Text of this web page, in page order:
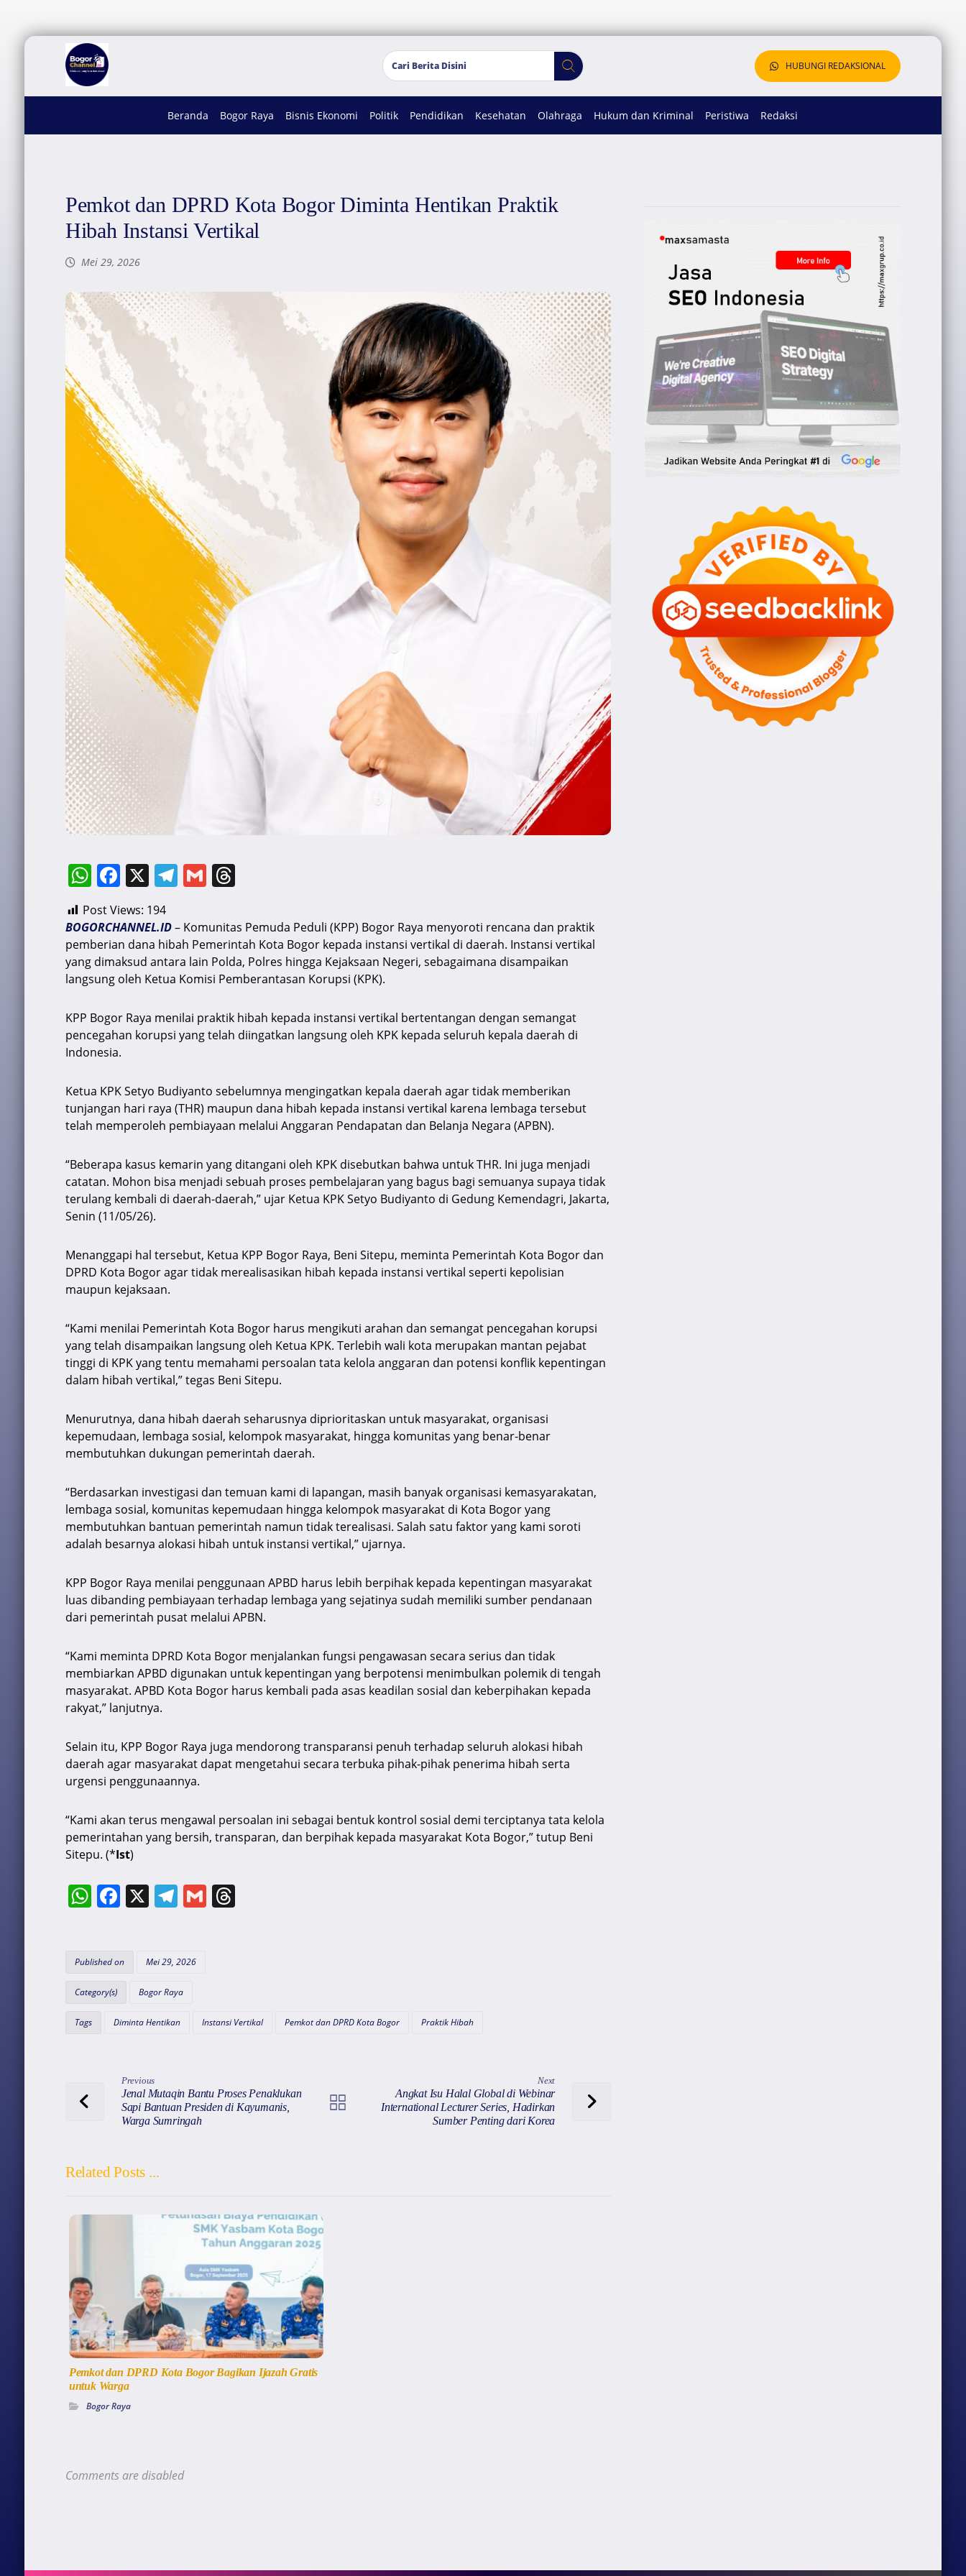
HUBUNGI REDAKSIONAL
Beranda Bogor Raya Bisnis Ekonomi Politik Pendidikan Kesehatan Olahraga Hukum dan Kriminal Peristiwa Redaksi
Pemkot dan DPRD Kota Bogor Diminta Hentikan Praktik
Hibah Instansi Vertikal
Mei 29, 2026
W
h
at
s
A
p
p
F
c
e
b
o
o
k
X T
e
gr
a
m
G
ai
l
T
e
a
d
s
Post Views: 194
BOGORCHANNEL.ID– Komunitas Pemuda Peduli (KPP) Bogor Raya menyoroti rencana dan praktik
pemberian dana hibah Pemerintah Kota Bogor kepada instansi vertikal di daerah. Instansi vertikal
yang dimaksud antara lain Polda, Polres hingga Kejaksaan Negeri, sebagaimana disampaikan
langsung oleh Ketua Komisi Pemberantasan Korupsi (KPK).
KPP Bogor Raya menilai praktik hibah kepada instansi vertikal bertentangan dengan semangat
pencegahan korupsi yang telah diingatkan langsung oleh KPK kepada seluruh kepala daerah di
Indonesia.
Ketua KPK Setyo Budiyanto sebelumnya mengingatkan kepala daerah agar tidak memberikan
tunjangan hari raya (THR) maupun dana hibah kepada instansi vertikal karena lembaga tersebut
telah memperoleh pembiayaan melalui Anggaran Pendapatan dan Belanja Negara (APBN).
“Beberapa kasus kemarin yang ditangani oleh KPK disebutkan bahwa untuk THR. Ini juga menjadi
catatan. Mohon bisa menjadi sebuah proses pembelajaran yang bagus bagi semuanya supaya tidak
terulang kembali di daerah-daerah,” ujar Ketua KPK Setyo Budiyanto di Gedung Kemendagri, Jakarta,
Senin (11/05/26).
Menanggapi hal tersebut, Ketua KPP Bogor Raya, Beni Sitepu, meminta Pemerintah Kota Bogor dan
DPRD Kota Bogor agar tidak merealisasikan hibah kepada instansi vertikal seperti kepolisian
maupun kejaksaan.
“Kami menilai Pemerintah Kota Bogor harus mengikuti arahan dan semangat pencegahan korupsi
yang telah disampaikan langsung oleh Ketua KPK. Terlebih wali kota merupakan mantan pejabat
tinggi di KPK yang tentu memahami persoalan tata kelola anggaran dan potensi konflik kepentingan
dalam hibah vertikal,” tegas Beni Sitepu.
Menurutnya, dana hibah daerah seharusnya diprioritaskan untuk masyarakat, organisasi
kepemudaan, lembaga sosial, kelompok masyarakat, hingga komunitas yang benar-benar
membutuhkan dukungan pemerintah daerah.
“Berdasarkan investigasi dan temuan kami di lapangan, masih banyak organisasi kemasyarakatan,
lembaga sosial, komunitas kepemudaan hingga kelompok masyarakat di Kota Bogor yang
membutuhkan bantuan pemerintah namun tidak terealisasi. Salah satu faktor yang kami soroti
adalah besarnya alokasi hibah untuk instansi vertikal,” ujarnya.
KPP Bogor Raya menilai penggunaan APBD harus lebih berpihak kepada kepentingan masyarakat
luas dibanding pembiayaan terhadap lembaga yang sejatinya sudah memiliki sumber pendanaan
dari pemerintah pusat melalui APBN.
“Kami meminta DPRD Kota Bogor menjalankan fungsi pengawasan secara serius dan tidak
membiarkan APBD digunakan untuk kepentingan yang berpotensi menimbulkan polemik di tengah
masyarakat. APBD Kota Bogor harus kembali pada asas keadilan sosial dan keberpihakan kepada
rakyat,” lanjutnya.
Selain itu, KPP Bogor Raya juga mendorong transparansi penuh terhadap seluruh alokasi hibah
daerah agar masyarakat dapat mengetahui secara terbuka pihak-pihak penerima hibah serta
urgensi penggunaannya.
“Kami akan terus mengawal persoalan ini sebagai bentuk kontrol sosial demi terciptanya tata kelola
pemerintahan yang bersih, transparan, dan berpihak kepada masyarakat Kota Bogor,” tutup Beni
Sitepu. (*Ist)
W
s
A
p
F
e
o
X T
gr
a
G T
s
Published on Mei 29, 2026
Category(s) Bogor Raya
Tags Diminta Hentikan Instansi Vertikal Pemkot dan DPRD Kota Bogor Praktik Hibah
Previous
Jenal Mutaqin Bantu Proses Penaklukan
Sapi Bantuan Presiden di Kayumanis,
Warga Sumringah
Next
Angkat Isu Halal Global di Webinar
International Lecturer Series, Hadirkan
Sumber Penting dari Korea
Related Posts ...
Pemkot dan DPRD Kota Bogor Bagikan Ijazah Gratis
untuk Warga
Bogor Raya
Comments are disabled